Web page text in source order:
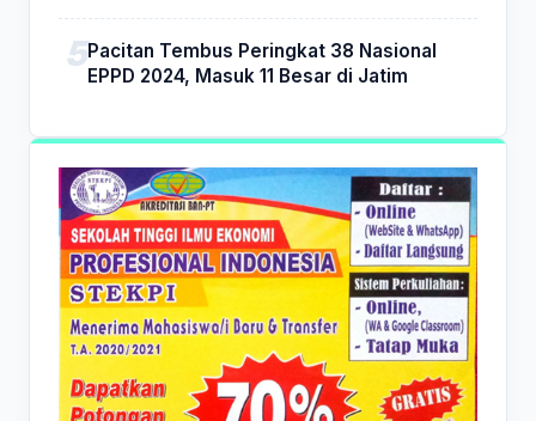
Pacitan Tembus Peringkat 38 Nasional
EPPD 2024, Masuk 11 Besar di Jatim